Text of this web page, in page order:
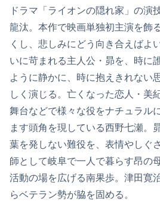
ドラマ「ライオンの隠れ家」の演
龍汰。本作で映画単独初主演を飾
くし、悲しみにどう向き合えばよ
いに苛まれる主人公・昴を、時に
ように静かに、時に抱えきれない
しく演じる。亡くなった恋人・美
舞台などで様々な役をナチュラル
ます頭角を現している西野七瀬。
葉を発しない難役を、表情やしぐ
師として岐阜で一人で暮らす昂の
活動の場を広げる南果歩。津田寛
らベテラン勢が脇を固める。